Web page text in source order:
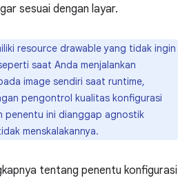
sesuai dengan layar.
resource drawable yang tidak ingin
saat Anda menjalankan
image sendiri saat runtime,
pengontrol kualitas konfigurasi
penentu ini dianggap agnostik
menskalakannya.
tentang penentu konfigurasi